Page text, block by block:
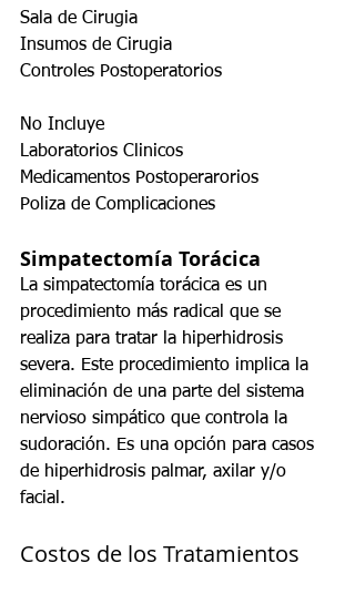
Sala de Cirugia
Insumos de Cirugia
Controles Postoperatorios
No Incluye
Laboratorios Clinicos
Medicamentos Postoperarorios
Poliza de Complicaciones
Simpatectomía Torácica
La simpatectomía torácica es un
procedimiento más radical que se
realiza para tratar la hiperhidrosis
severa. Este procedimiento implica la
eliminación de una parte del sistema
nervioso simpático que controla la
sudoración. Es una opción para casos
de hiperhidrosis palmar, axilar y/o
facial.
Costos de los Tratamientos